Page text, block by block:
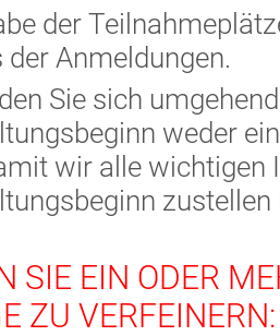
der
der Anmeldungen.
Sie sich
weder
wir alle
zustellen
SIE EIN ODER
ZU VERFEINERN: